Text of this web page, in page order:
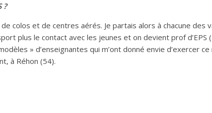
?
de colos et de centres aérés. Je partais alors à chacune des
plus le contact avec les jeunes et on devient prof d’EPS (
» d’enseignantes qui m’ont donné envie d’exercer
à Réhon (54).